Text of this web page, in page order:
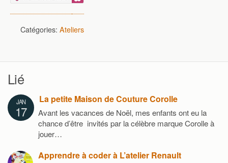
Catégories: Ateliers
Lié
JAN
17
La petite Maison de Couture Corolle
Avant les vacances de Noël, mes enfants ont eu la
chance d’être invités par la célèbre marque Corolle à
jouer…
Apprendre à coder à L’atelier Renault